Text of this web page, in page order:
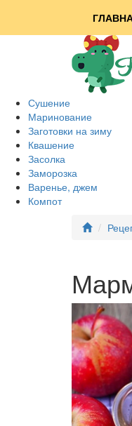
Сушение
Маринование
Заготовки на зиму
Квашение
Засолка
Заморозка
Варенье, джем
Компот